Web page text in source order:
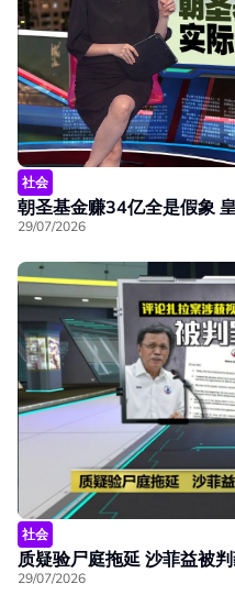
社会
朝圣基金赚34亿全是假象
29/07/2026
社会
质疑验尸庭拖延 沙菲益被
29/07/2026